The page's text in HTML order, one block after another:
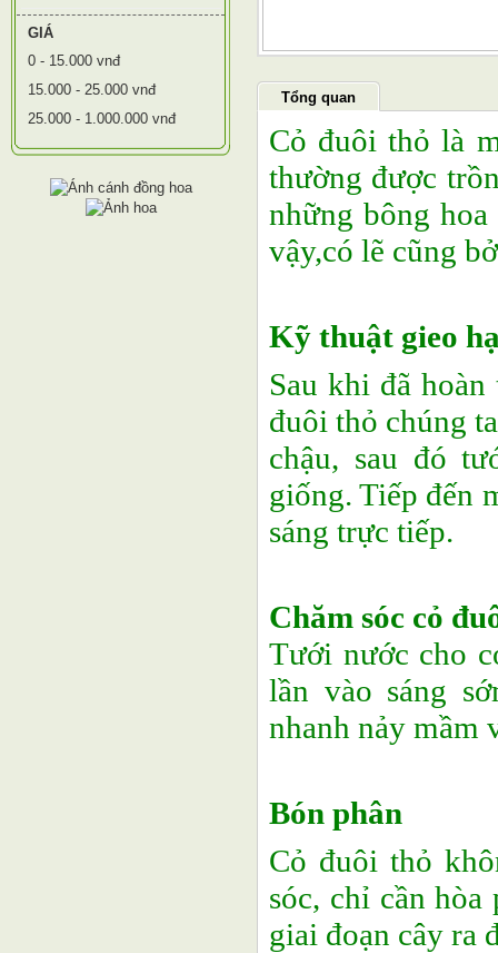
GIÁ
0 - 15.000 vnđ
15.000 - 25.000 vnđ
25.000 - 1.000.000 vnđ
Tổng quan
Cỏ đuôi thỏ là
thường được
những bông
vậy,có lẽ cũng
Kỹ thuật gieo
Sau khi đã
đuôi thỏ chúng
chậu, sau đó
giống. Tiếp đến
sáng trực tiếp.
Chăm sóc cỏ
Tưới nước cho
lần vào sáng
nhanh nảy mầm
Bón phân
Cỏ đuôi thỏ
sóc, chỉ cần
giai đoạn cây ra